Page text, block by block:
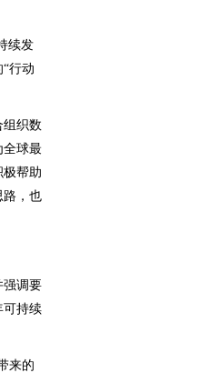
续发
行动
织数
全球最
极帮助
路，也
调要
可持续
来的